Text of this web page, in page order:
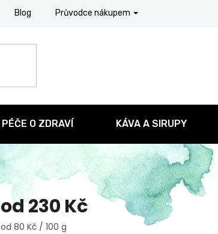
Blog Průvodce nákupem
PÉČE O ZDRAVÍ KÁVA A SIRUPY
od230 Kč
Měrná
od 80 Kč / 100 g